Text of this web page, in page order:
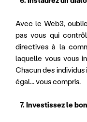
Avec le Web3,
pas vous qui
directives à la
laquelle vous vous
Chacun des
égal... vous compris.
7. Investissez le